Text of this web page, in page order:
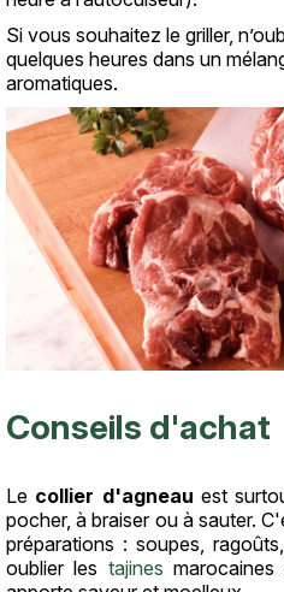
Si vous souhaitez le griller,
quelques heures dans un
aromatiques.
Conseils d'achat
Le collier d'agneau est
pocher, à braiser ou à sauter.
préparations : soupes,
oublier les tajines